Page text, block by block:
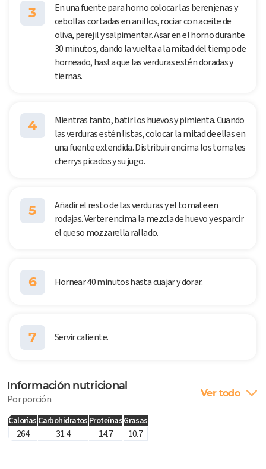
3
En una fuente para horno colocar las berenjenas y
cebollas cortadas en anillos, rociar con aceite de
oliva, perejil y salpimentar. Asar en el horno durante
30 minutos, dando la vuelta a la mitad del tiempo de
horneado, hasta que las verduras estén doradas y
tiernas.
4
Mientras tanto, batir los huevos y pimienta. Cuando
las verduras estén listas, colocar la mitad de ellas en
una fuente extendida. Distribuir encima los tomates
cherrys picados y su jugo.
5
Añadir el resto de las verduras y el tomate en
rodajas. Verter encima la mezcla de huevo y esparcir
el queso mozzarella rallado.
6 Hornear 40 minutos hasta cuajar y dorar.
7 Servir caliente.
Información nutricional
Por porción Ver todo
Calorías Carbohidratos ProteínasGrasas
264 31.4 14.7 10.7